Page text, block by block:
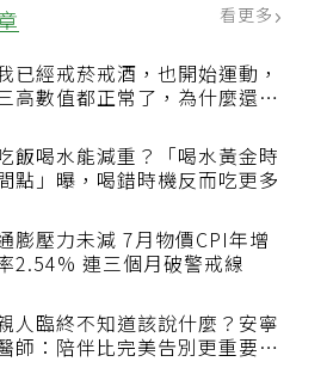
看更多
我已經戒菸戒酒，也開始運動，
三高數值都正常了，為什麼還不
吃飯喝水能減重？「喝水黃金時
間點」曝，喝錯時機反而吃更多
通膨壓力未減 7月物價CPI年增
率2.54% 連三個月破警戒線
親人臨終不知道該說什麼？安寧
醫師：陪伴比完美告別更重要，